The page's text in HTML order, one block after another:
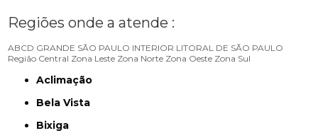
Regiões onde a atende :
ABCD GRANDE SÃO PAULO INTERIOR LITORAL DE SÃO PAULO
Região Central Zona Leste Zona Norte Zona Oeste Zona Sul
Aclimação
Bela Vista
Bixiga